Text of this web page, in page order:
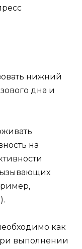
нижний
дна и
на
как
выполнении